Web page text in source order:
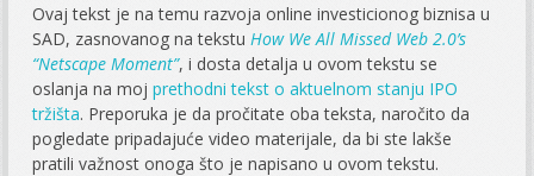
Ovaj tekst je na temu razvoja online investicionog biznisa u
SAD, zasnovanog na tekstu How We All Missed Web 2.0’s
“Netscape Moment”, i dosta detalja u ovom tekstu se
oslanja na mojprethodni tekst o aktuelnom stanju IPO
tržišta. Preporuka je da pročitate oba teksta, naročito da
pogledate pripadajuće video materijale, da bi ste lakše
pratili važnost onoga što je napisano u ovom tekstu.